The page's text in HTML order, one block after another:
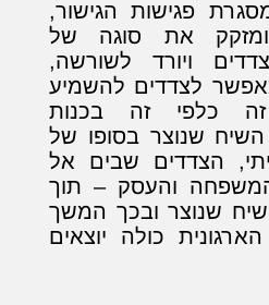
פגישות הגישור,
את סוגה של
ויורד לשורשה,
לצדדים להשמיע
כלפי זה בכנות
השיח שנוצר בסופו של
הצדדים שבים אל
המשפחה והעסק – תוך
שיח שנוצר ובכך המשך
כולה יוצאים